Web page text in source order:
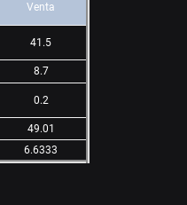
Venta
41.5
8.7
0.2
49.01
6.6333